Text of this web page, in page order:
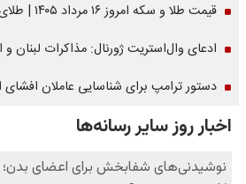
قیمت طلا و سکه امروز ۱۶ مرداد ۱۴۰۵ | طلای دست دوم گرمی چند؟
ادعای وال‌استریت ژورنال: مذاکرات لبنان
دستور ترامپ برای شناسایی عاملان افشای